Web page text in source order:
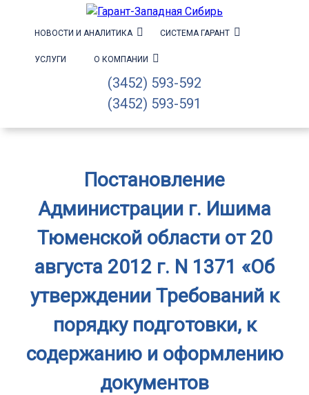
НОВОСТИ И АНАЛИТИКА СИСТЕМА ГАРАНТ
УСЛУГИ О КОМПАНИИ
(3452) 593-592
(3452) 593-591
Постановление
Администрации г. Ишима
Тюменской области от 20
августа 2012 г. N 1371 «Об
утверждении Требований к
порядку подготовки, к
содержанию и оформлению
документов